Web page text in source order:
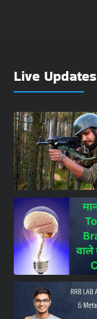
Live Updates